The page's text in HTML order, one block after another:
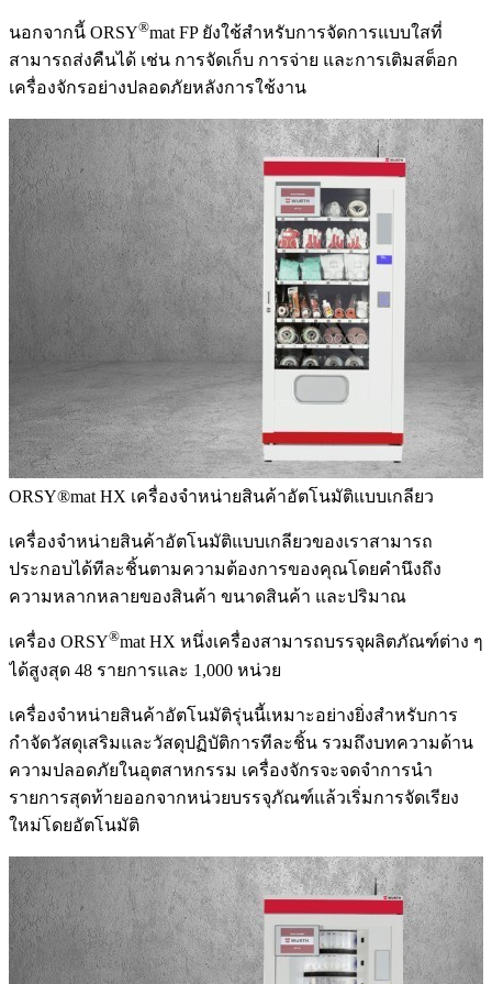
นอกจากนี้ ORSY®mat FP ยังใช้สำหรับการจัดการแบบใสที่
สามารถส่งคืนได้ เช่น การจัดเก็บ การจ่าย และการเติมสต็อก
เครื่องจักรอย่างปลอดภัยหลังการใช้งาน
ORSY®mat HX เครื่องจำหน่ายสินค้าอัตโนมัติแบบเกลียว
เครื่องจำหน่ายสินค้าอัตโนมัติแบบเกลียวของเราสามารถ
ประกอบได้ทีละชิ้นตามความต้องการของคุณโดยคำนึงถึง
ความหลากหลายของสินค้า ขนาดสินค้า และปริมาณ
เครื่อง ORSY®mat HX หนึ่งเครื่องสามารถบรรจุผลิตภัณฑ์ต่าง ๆ
ได้สูงสุด 48 รายการและ 1,000 หน่วย
เครื่องจำหน่ายสินค้าอัตโนมัติรุ่นนี้เหมาะอย่างยิ่งสำหรับการ
กำจัดวัสดุเสริมและวัสดุปฏิบัติการทีละชิ้น รวมถึงบทความด้าน
ความปลอดภัยในอุตสาหกรรม เครื่องจักรจะจดจำการนำ
รายการสุดท้ายออกจากหน่วยบรรจุภัณฑ์แล้วเริ่มการจัดเรียง
ใหม่โดยอัตโนมัติ